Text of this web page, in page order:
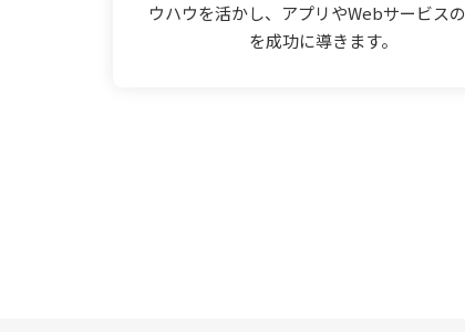
ウハウを活かし、アプリやWebサービス
を成功に導きます。